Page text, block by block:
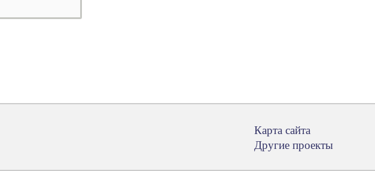
Карта сайта
Другие проекты